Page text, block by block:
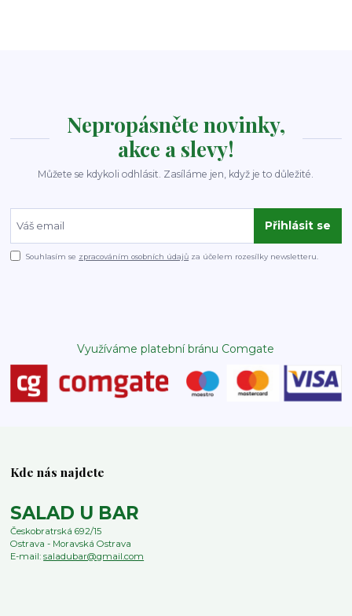
Nepropásněte novinky,
akce a slevy!
Můžete se kdykoli odhlásit. Zasíláme jen, když je to důležité.
Přihlásit se
Souhlasím se zpracováním osobních údajů za účelem rozesílky newsletteru.
Využíváme platební bránu Comgate
Kde nás najdete
SALAD U BAR
Českobratrská 692/15
Ostrava - Moravská Ostrava
E-mail:saladubar@gmail.com